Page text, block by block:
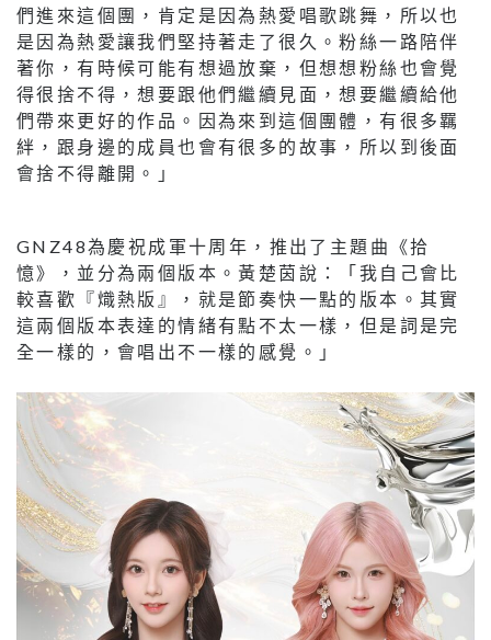
們進來這個團，肯定是因為熱愛唱歌跳舞，所以也
是因為熱愛讓我們堅持著走了很久。粉絲一路陪伴
著你，有時候可能有想過放棄，但想想粉絲也會覺
得很捨不得，想要跟他們繼續見面，想要繼續給他
們帶來更好的作品。因為來到這個團體，有很多羈
絆，跟身邊的成員也會有很多的故事，所以到後面
會捨不得離開。」
GNZ48為慶祝成軍十周年，推出了主題曲《拾
憶》，並分為兩個版本。黃楚茵說：「我自己會比
較喜歡『熾熱版』，就是節奏快一點的版本。其實
這兩個版本表達的情緒有點不太一樣，但是詞是完
全一樣的，會唱出不一樣的感覺。」